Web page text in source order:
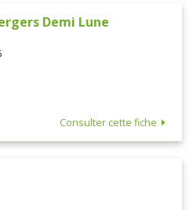
Demi Lune
Consulter cette fiche